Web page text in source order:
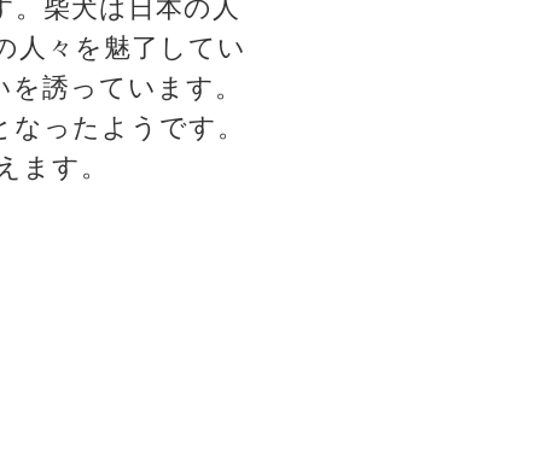
柴犬は日本の人
人々を魅了してい
誘っています。
ったようです。
ます。